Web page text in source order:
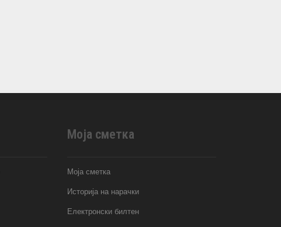
Моја сметка
Моја сметка
Историја на нарачки
Електронски билтен